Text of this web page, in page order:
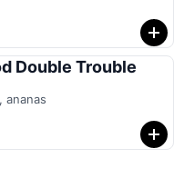
Double Trouble
ananas